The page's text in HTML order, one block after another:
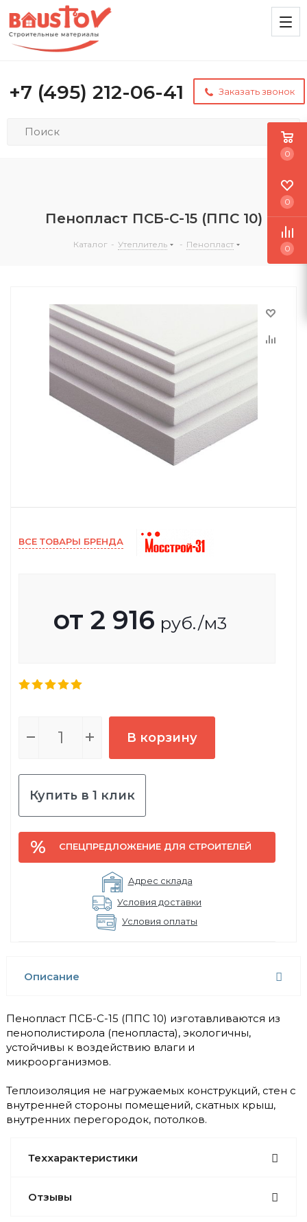
+7 (495) 212-06-41 Заказать звонок
Пенопласт ПСБ-С-15 (ППС 10)
Каталог - Утеплитель - Пенопласт
ВСЕ ТОВАРЫ БРЕНДА
от 2 916 руб./м3
В корзину
Купить в 1 клик
СПЕЦПРЕДЛОЖЕНИЕ ДЛЯ СТРОИТЕЛЕЙ
Адрес склада
Условия доставки
Условия оплаты
Описание
Пенопласт ПСБ-С-15 (ППС 10) изготавливаются из
пенополистирола (пенопласта), экологичны,
устойчивы к воздействию влаги и
микроорганизмов.
Теплоизоляция не нагружаемых конструкций, стен с
внутренней стороны помещений, скатных крыш,
внутренних перегородок, потолков.
Теххарактеристики
Отзывы
0
0
0